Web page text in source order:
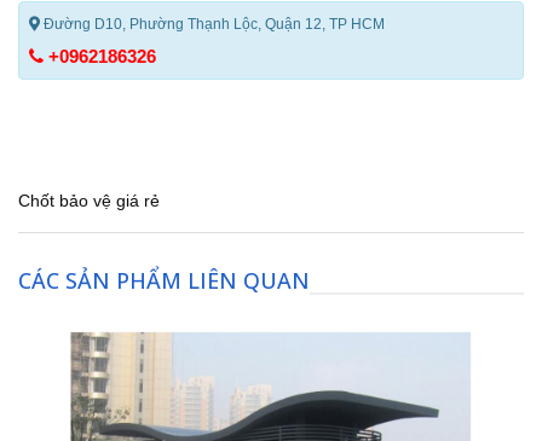
Đường D10, Phường Thạnh Lộc, Quận 12, TP HCM
+0962186326
Chốt bảo vệ giá rẻ
CÁC SẢN PHẨM LIÊN QUAN